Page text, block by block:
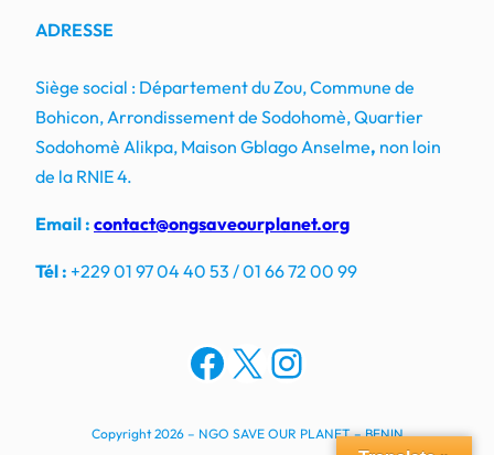
ADRESSE
Siège social : Département du Zou, Commune de
Bohicon, Arrondissement de Sodohomè, Quartier
Sodohomè Alikpa, Maison Gblago Anselme, non loin
de la RNIE 4.
Email : contact@ongsaveourplanet.org
Tél : +229 01 97 04 40 53 / 01 66 72 00 99
Facebook
X Instagram
Copyright 2026 – NGO SAVE OUR PLANET – BENIN